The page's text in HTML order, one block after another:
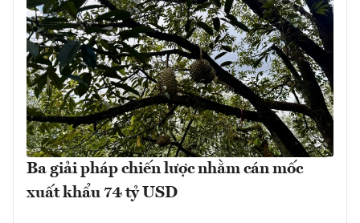
Ba giải pháp chiến lược nhằm cán mốc
xuất khẩu 74 tỷ USD